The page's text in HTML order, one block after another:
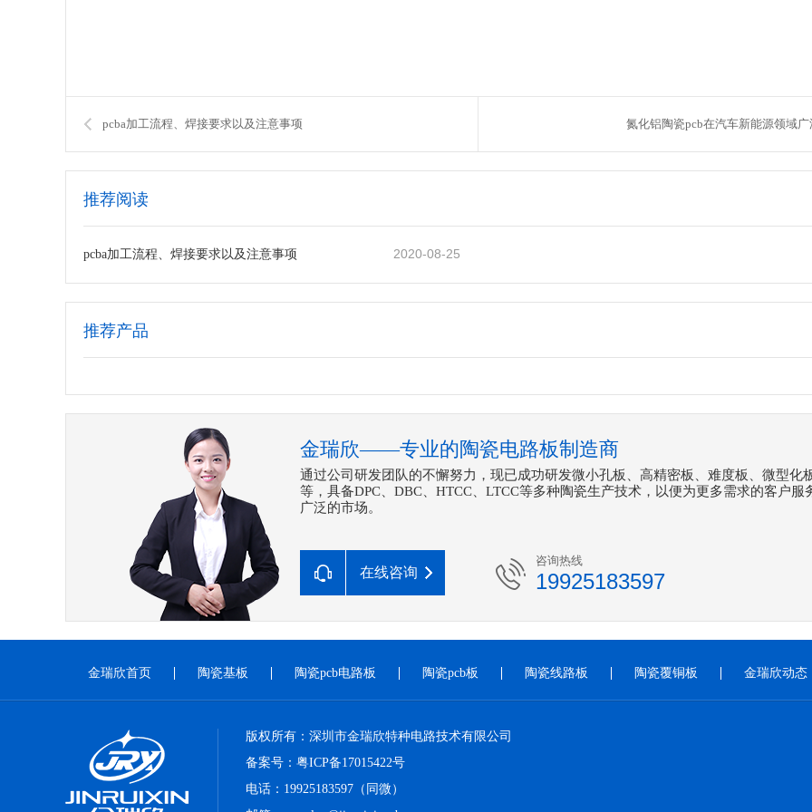
pcba加工流程、焊接要求以及注意事项 氮化铝陶瓷pcb在汽车新能源领域
推荐阅读
pcba加工流程、焊接要求以及注意事项 2020-08-25
推荐产品
金瑞欣——专业的陶瓷电路板制造商
通过公司研发团队的不懈努力，现已成功研发微小孔板、高精密板、难度板、微型化
等，具备DPC、DBC、HTCC、LTCC等多种陶瓷生产技术，以便为更多需求的客户服
广泛的市场。
在线咨询
咨询热线
19925183597
金瑞欣首页 陶瓷基板 陶瓷pcb电路板 陶瓷pcb板 陶瓷线路板 陶瓷覆铜板 金瑞欣动态
版权所有：深圳市金瑞欣特种电路技术有限公司
备案号： 粤ICP备17015422号
电话：19925183597（同微）